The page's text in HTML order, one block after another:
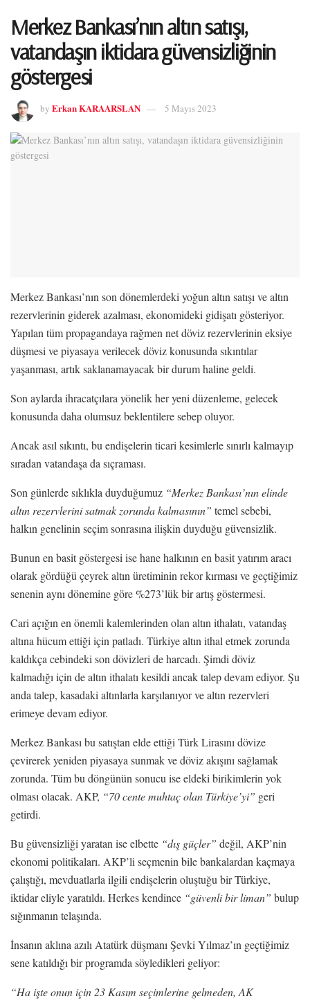
Merkez Bankası’nın altın satışı,
vatandaşın iktidara güvensizliğinin
göstergesi
by Erkan KARAARSLAN 5 Mayıs 2023
Merkez Bankası’nın son dönemlerdeki yoğun altın satışı ve altın
rezervlerinin giderek azalması, ekonomideki gidişatı gösteriyor.
Yapılan tüm propagandaya rağmen net döviz rezervlerinin eksiye
düşmesi ve piyasaya verilecek döviz konusunda sıkıntılar
yaşanması, artık saklanamayacak bir durum haline geldi.
Son aylarda ihracatçılara yönelik her yeni düzenleme, gelecek
konusunda daha olumsuz beklentilere sebep oluyor.
Ancak asıl sıkıntı, bu endişelerin ticari kesimlerle sınırlı kalmayıp
sıradan vatandaşa da sıçraması.
Son günlerde sıklıkla duyduğumuz “Merkez Bankası’nın elinde
altın rezervlerini satmak zorunda kalmasının” temel sebebi,
halkın genelinin seçim sonrasına ilişkin duyduğu güvensizlik.
Bunun en basit göstergesi ise hane halkının en basit yatırım aracı
olarak gördüğü çeyrek altın üretiminin rekor kırması ve geçtiğimiz
senenin aynı dönemine göre %273’lük bir artış göstermesi.
Cari açığın en önemli kalemlerinden olan altın ithalatı, vatandaş
altına hücum ettiği için patladı. Türkiye altın ithal etmek zorunda
kaldıkça cebindeki son dövizleri de harcadı. Şimdi döviz
kalmadığı için de altın ithalatı kesildi ancak talep devam ediyor. Şu
anda talep, kasadaki altınlarla karşılanıyor ve altın rezervleri
erimeye devam ediyor.
Merkez Bankası bu satıştan elde ettiği Türk Lirasını dövize
çevirerek yeniden piyasaya sunmak ve döviz akışını sağlamak
zorunda. Tüm bu döngünün sonucu ise eldeki birikimlerin yok
olması olacak. AKP, “70 cente muhtaç olan Türkiye’yi” geri
getirdi.
Bu güvensizliği yaratan ise elbette “dış güçler” değil, AKP’nin
ekonomi politikaları. AKP’li seçmenin bile bankalardan kaçmaya
çalıştığı, mevduatlarla ilgili endişelerin oluştuğu bir Türkiye,
iktidar eliyle yaratıldı. Herkes kendince “güvenli bir liman” bulup
sığınmanın telaşında.
İnsanın aklına azılı Atatürk düşmanı Şevki Yılmaz’ın geçtiğimiz
sene katıldığı bir programda söyledikleri geliyor:
“Ha işte onun için 23 Kasım seçimlerine gelmeden, AK